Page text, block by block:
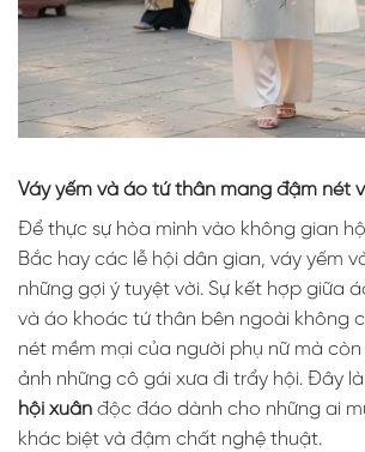
Váy yếm và áo tứ thân mang đậm nét
Để thực sự hòa mình vào không gian
Bắc hay các lễ hội dân gian, váy yếm
những gợi ý tuyệt vời. Sự kết hợp giữa
và áo khoác tứ thân bên ngoài không
nét mềm mại của người phụ nữ mà còn
ảnh những cô gái xưa đi trẩy hội. Đây
hội xuân độc đáo dành cho những ai
khác biệt và đậm chất nghệ thuật.